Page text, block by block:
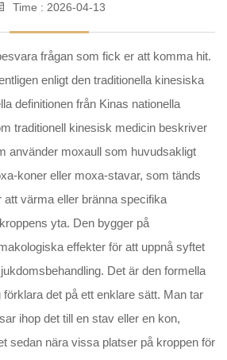
Time : 2026-04-13
frågan som fick er att komma hit.
enligt den traditionella kinesiska
definitionen från Kinas nationella
traditionell kinesisk medicin beskriver
använder moxaull som huvudsakligt
koner eller moxa-stavar, som tänds
värma eller bränna specifika
yta. Den bygger på
effekter för att uppnå syftet
Det är den formella
det på ett enklare sätt. Man tar
ihop det till en stav eller en kon,
sedan nära vissa platser på kroppen för